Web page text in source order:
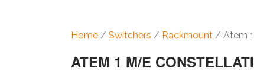
Home / Switchers / Rackmount / Atem
ATEM 1 M/E